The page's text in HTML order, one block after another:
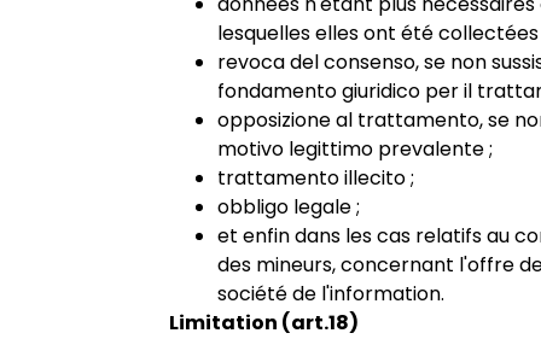
lesquelles elles ont été collectées
revoca del consenso, se non
fondamento giuridico per il
opposizione al trattamento, se
motivo legittimo prevalente ;
trattamento illecito ;
obbligo legale ;
et enfin dans les cas relatifs au
des mineurs, concernant l'offre
société de l'information.
Limitation (art.18)